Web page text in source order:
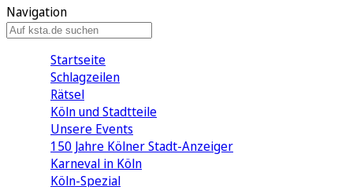
Navigation
Startseite
Schlagzeilen
Rätsel
Köln und Stadtteile
Unsere Events
150 Jahre Kölner Stadt-Anzeiger
Karneval in Köln
Köln-Spezial